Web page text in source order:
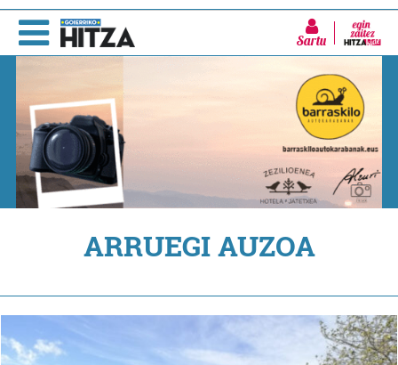
Sartu
ARRUEGI AUZOA